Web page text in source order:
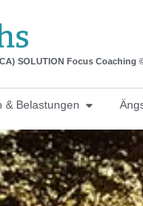
SOLUTION Focus Coaching
& Belastungen